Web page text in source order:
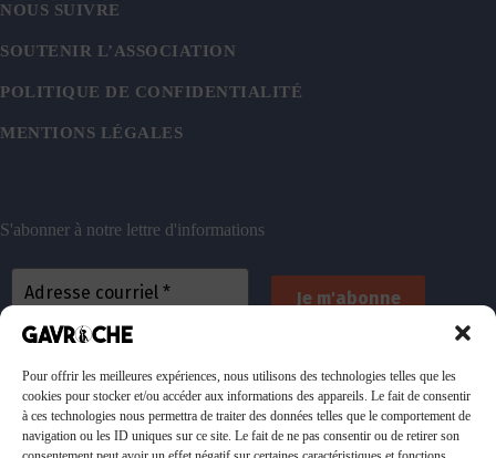
Pour offrir les meilleures expériences, nous utilisons des technologies telles que les
cookies pour stocker et/ou accéder aux informations des appareils. Le fait de consentir
à ces technologies nous permettra de traiter des données telles que le comportement de
navigation ou les ID uniques sur ce site. Le fait de ne pas consentir ou de retirer son
NOUS SUIVRE
SOUTENIR L’ASSOCIATION
POLITIQUE DE CONFIDENTIALITÉ
MENTIONS LÉGALES
S'abonner à notre lettre d'informations
emails. Vous pouvez vous désinscrire à tout
moment. Consulteznotre politique de confidentialité
pour plus d’informations.